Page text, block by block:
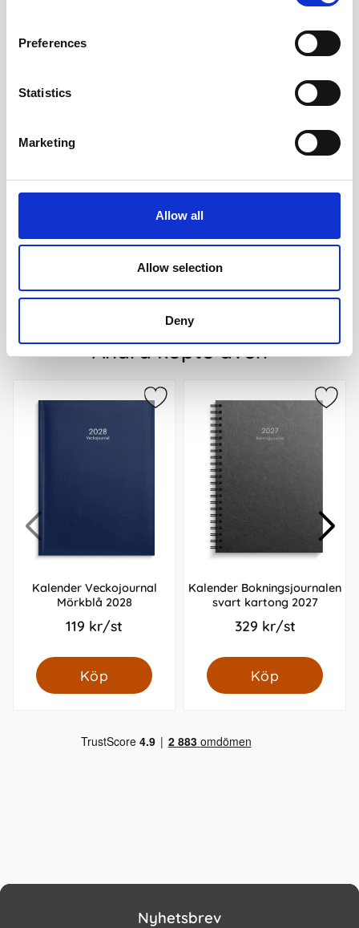
Preferences
Statistics
Marketing
Allow all
Allow selection
Deny
119 kr/st
Köp
109 kr/st
Köp
Andra köpte även
Kalender Veckojournal
Mörkblå 2028
119 kr/st
Köp
Kalender Bokningsjournalen
svart kartong 2027
329 kr/st
Köp
Nyhetsbrev